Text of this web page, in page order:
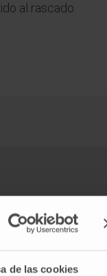
de las cookies
al rascado.